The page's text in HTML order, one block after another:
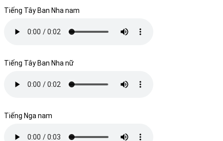
Tiếng Tây Ban Nha nam
Tiếng Tây Ban Nha nữ
Tiếng Nga nam